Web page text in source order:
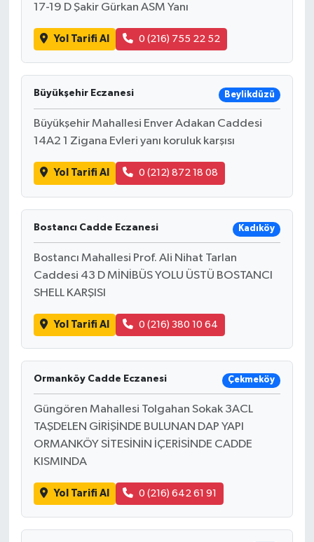
17-19 D Şakir Gürkan ASM Yanı
Yol Tarifi Al 0 (216) 755 22 52
Büyükşehir Eczanesi Beylikdüzü
Büyükşehir Mahallesi Enver Adakan Caddesi
14A2 1 Zigana Evleri yanı koruluk karşısı
Yol Tarifi Al 0 (212) 872 18 08
Bostancı Cadde Eczanesi Kadıköy
Bostancı Mahallesi Prof. Ali Nihat Tarlan
Caddesi 43 D MİNİBÜS YOLU ÜSTÜ BOSTANCI
SHELL KARŞISI
Yol Tarifi Al 0 (216) 380 10 64
Ormanköy Cadde Eczanesi Çekmeköy
Güngören Mahallesi Tolgahan Sokak 3ACL
TAŞDELEN GİRİŞİNDE BULUNAN DAP YAPI
ORMANKÖY SİTESİNİN İÇERİSİNDE CADDE
KISMINDA
Yol Tarifi Al 0 (216) 642 61 91